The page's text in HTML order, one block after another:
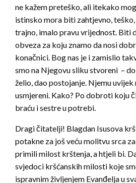
ne kažem preteško, ali itekako
istinsko mora biti zahtjevno,
trajno, imalo pravu vrijednost. Biti
obveza za koju znamo da nosi
konačnici. Bog nas je i zamislio
smo na Njegovu sliku stvoreni –
želio, dao postojanje. Njemu
usmjereni. Kako? Po dobroti koju
braću i sestre u potrebi.
Dragi čitatelji! Blagdan Isusova
potakne za još veću molitvu srca
primili milost krštenja, a htjeli bi.
svjedoci kršćanskih milosti koje
ispravnim življenjem Evanđelja u